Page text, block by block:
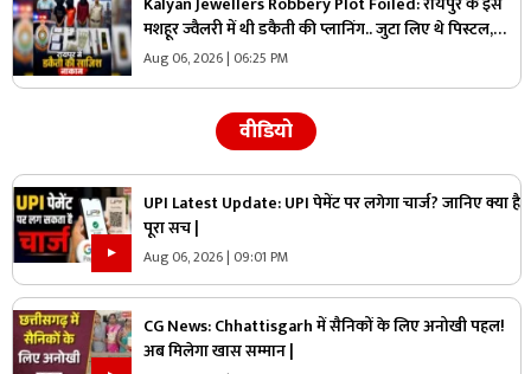
मशहूर ज्वैलरी में थी डकैती की प्लानिंग.. जुटा लिए थे पिस्टल,
कारतूस और हथियार लेकिन पुलिस को अचानक आया एक कॉल
Aug 06, 2026 | 06:25 PM
वीडियो
UPI Latest Update: UPI पेमेंट पर लगेगा चार्ज? जानिए क्या है
पूरा सच |
Aug 06, 2026 | 09:01 PM
CG News: Chhattisgarh में सैनिकों के लिए अनोखी पहल!
अब मिलेगा खास सम्मान |